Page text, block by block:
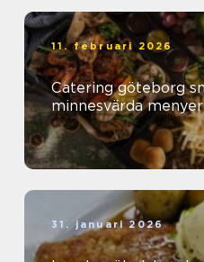
11. februari 2026
Catering göteborg smarta val för
minnesvärda menyer
31. januari 2026